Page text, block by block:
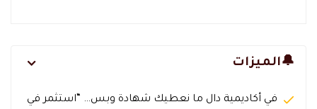
🔔الميزات
في أكاديمية دال ما نعطيك شهادة وبس… “استثمر في